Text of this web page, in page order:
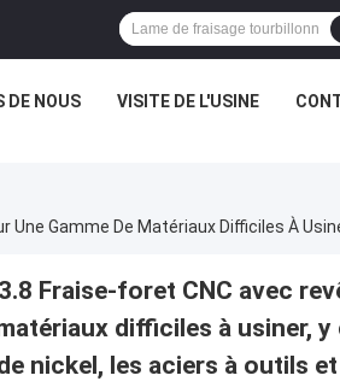
DE NOUS VISITE DE L'USINE
Fraise-foret CNC avec
difficiles à usiner,
nickel, les aciers à outils